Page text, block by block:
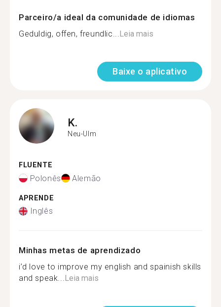
Parceiro/a ideal da comunidade de idiomas
Geduldig, offen, freundlic...Leia mais
Baixe o aplicativo
K.
Neu-Ulm
FLUENTE
Polonês Alemão
APRENDE
Inglês
Minhas metas de aprendizado
i’d love to improve my english and spainish skills
and speak...Leia mais